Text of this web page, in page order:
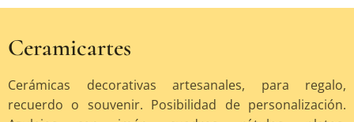
Ceramicartes
Cerámicas decorativas artesanales, para regalo,
recuerdo o souvenir. Posibilidad de personalización.